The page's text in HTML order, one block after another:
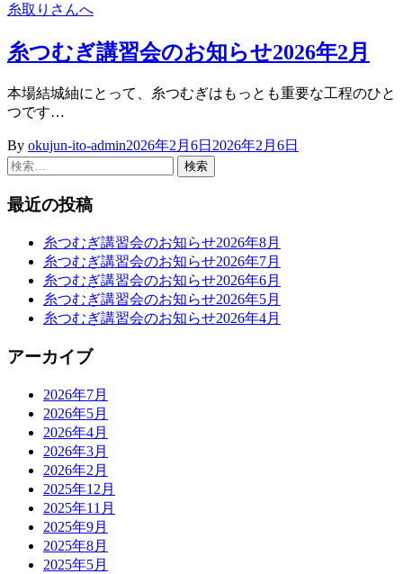
糸取りさんへ
糸つむぎ講習会のお知らせ2026年2月
本場結城紬にとって、糸つむぎはもっとも重要な工程のひと
つです…
By okujun-ito-admin2026年2月6日 2026年2月6日
検
最近の投稿
糸つむぎ講習会のお知らせ2026年8月
糸つむぎ講習会のお知らせ2026年7月
糸つむぎ講習会のお知らせ2026年6月
糸つむぎ講習会のお知らせ2026年5月
糸つむぎ講習会のお知らせ2026年4月
アーカイブ
2026年7月
2026年5月
2026年4月
2026年3月
2026年2月
2025年12月
2025年11月
2025年9月
2025年8月
2025年5月